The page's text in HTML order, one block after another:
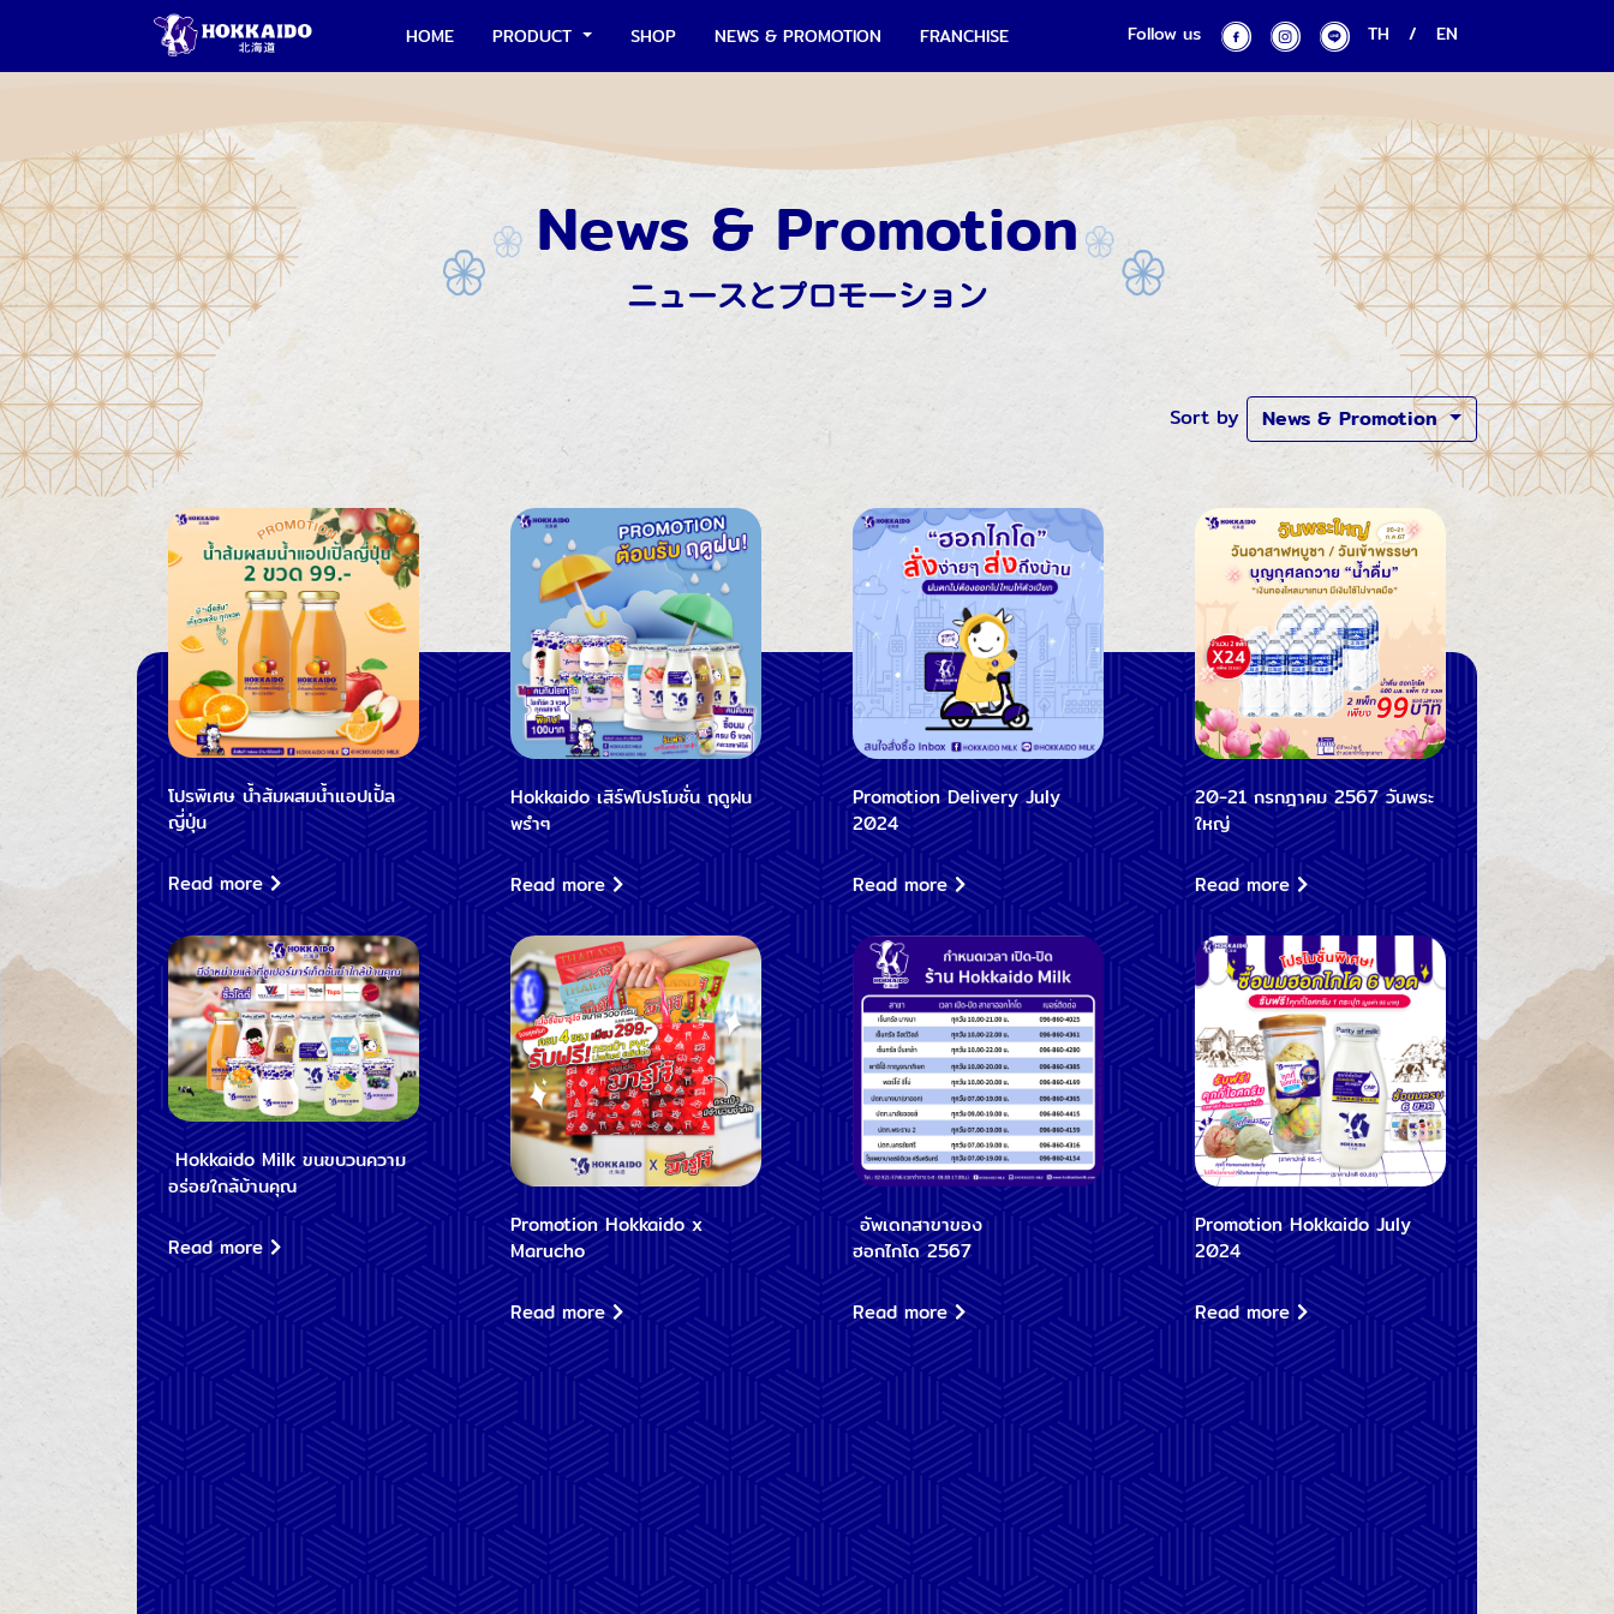
HOME PRODUCT SHOP NEWS & PROMOTION FRANCHISE Follow us TH / EN
News & Promotion
ニュースとプロモーション
Sort by News & Promotion
โปรพิเศษ น้ำส้มผสมน้ำแอปเปิ้ล
ญี่ปุ่น
Read more
Hokkaido เสิร์ฟโปรโมชั่น ฤดูฝน
พรำๆ
Read more
Promotion Delivery July
2024
Read more
20-21 กรกฎาคม 2567 วันพระ
ใหญ่
Read more
Hokkaido Milk ขนขบวนความ
อร่อยใกล้บ้านคุณ
Read more
Promotion Hokkaido x
Marucho
Read more
อัพเดทสาขาของ
ฮอกไกโด 2567
Read more
Promotion Hokkaido July
2024
Read more